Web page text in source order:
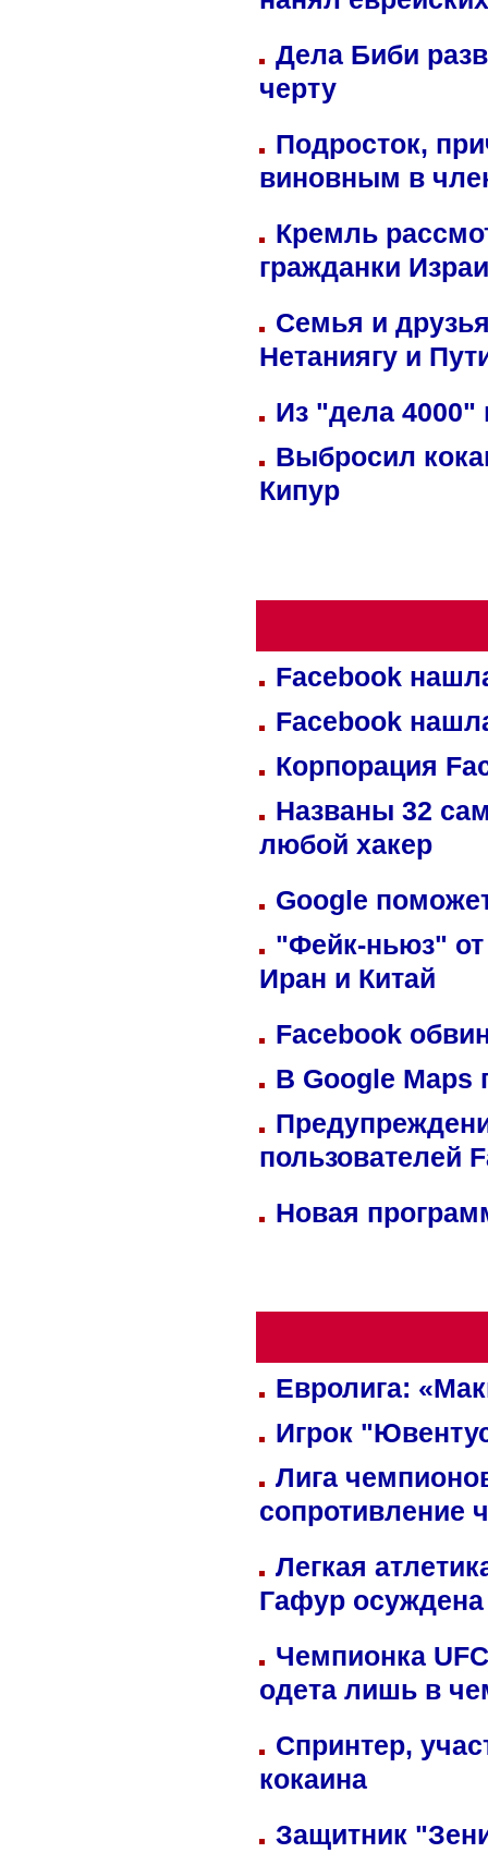
Дела Биби
черту
Подросток,
виновным в
Кремль
гражданки
Семья и
Нетаниягу и
Из "дела 4000"
Выбросил
Кипур
Facebook
Facebook
Корпорация
Названы 32
любой хакер
Google
"Фейк-ньюз" от
Иран и Китай
Facebook
В Google Maps
пользователей
Новая
Евролига:
Игрок
Лига
сопротивление
Легкая
Гафур осуждена
Чемпионка
одета лишь в
Спринтер,
кокаина
Защитник